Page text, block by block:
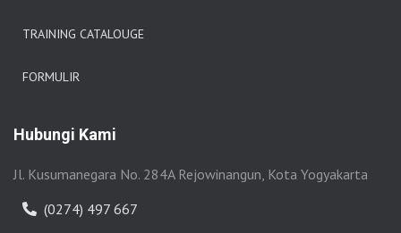
TRAINING CATALOUGE
FORMULIR
Hubungi Kami
Jl. Kusumanegara No. 284A Rejowinangun, Kota Yogyakarta
(0274) 497 667